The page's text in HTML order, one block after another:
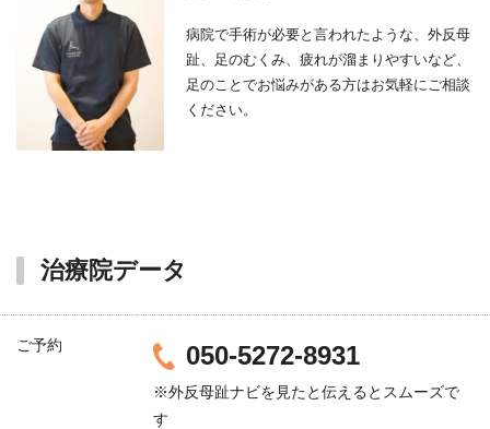
病院で手術が必要と言われたような、外反母
趾、足のむくみ、疲れが溜まりやすいなど、
足のことでお悩みがある方はお気軽にご相談
ください。
治療院データ
ご予約 050-5272-8931
※外反母趾ナビを見たと伝えるとスムーズで
す